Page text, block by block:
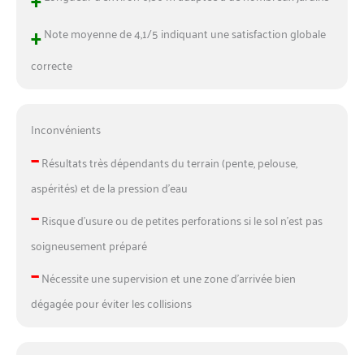
+Note moyenne de 4,1/5 indiquant une satisfaction globale
correcte
Inconvénients
–Résultats très dépendants du terrain (pente, pelouse,
aspérités) et de la pression d’eau
–Risque d’usure ou de petites perforations si le sol n’est pas
soigneusement préparé
–Nécessite une supervision et une zone d’arrivée bien
dégagée pour éviter les collisions